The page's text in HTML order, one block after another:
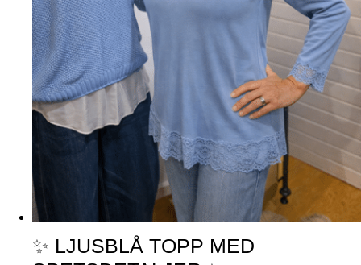
✨ LJUSBLÅ TOPP MED